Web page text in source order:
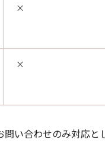
×
×
い合わせのみ対応